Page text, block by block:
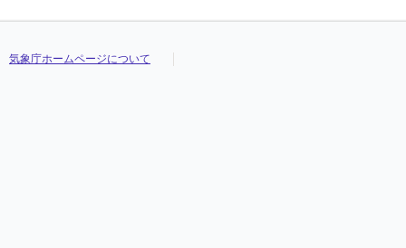
気象庁ホームページについて